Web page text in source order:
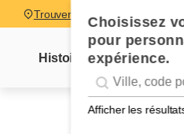
Choisissez
pour
expérience.
Geolocation
Géolocalisation
Afficher les
Trouver un restaurant
Histoire Lettre Mme